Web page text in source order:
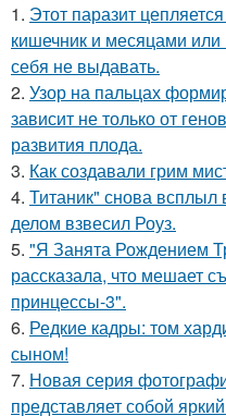
1. Этот паразит
кишечник и месяцами или
себя не выдавать.
2. Узор на пальцах
зависит не только от
развития плода.
3. Как создавали грим
4. Титаник" снова всплыл
делом взвесил Роуз.
5. "Я Занята Рождением
рассказала, что мешает
принцессы-3".
6. Редкие кадры: том
сыном!
7. Новая серия
представляет собой